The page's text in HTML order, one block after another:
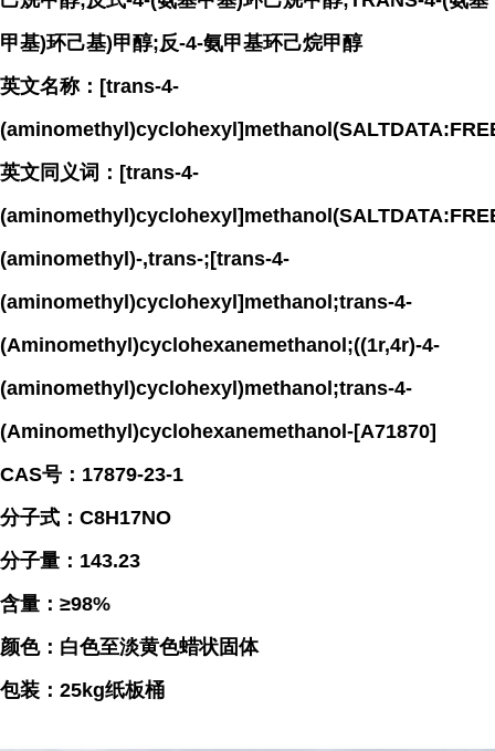
甲基)环己基)甲醇;反-4-氨甲基环己烷甲醇
英文名称：[trans-4-
英文同义词：[trans-4-
(aminomethyl)-,trans-;[trans-4-
(aminomethyl)cyclohexyl]methanol;trans-4-
(Aminomethyl)cyclohexanemethanol;((1r,4r)-4-
(aminomethyl)cyclohexyl)methanol;trans-4-
(Aminomethyl)cyclohexanemethanol-[A71870]
CAS号：17879-23-1
分子式：C8H17NO
分子量：143.23
含量：≥98%
颜色：白色至淡黄色蜡状固体
包装：25kg纸板桶